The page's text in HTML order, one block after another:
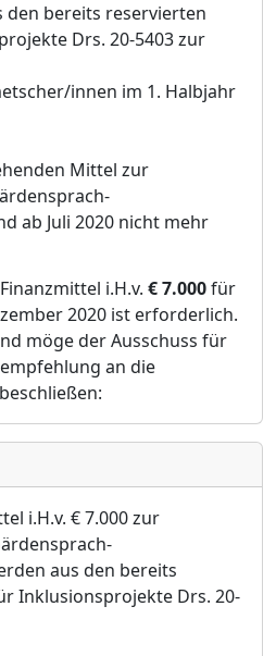
den bereits reservierten
Drs. 20-5403 zur
/innen im 1. Halbjahr
Mittel zur
rdensprach-
ab Juli 2020 nicht mehr
i.H.v. €7.000für
mber 2020 ist erforderlich.
möge der Ausschuss für
an die
en:
i.H.v. €7.000 zur
rdensprach-
aus den bereits
r Inklusionsprojekte Drs. 20-